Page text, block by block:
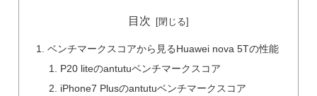
目次
ベンチマークスコアから見るHuawei nova 5Tの性能
P20 liteのantutuベンチマークスコア
iPhone7 Plusのantutuベンチマークスコア